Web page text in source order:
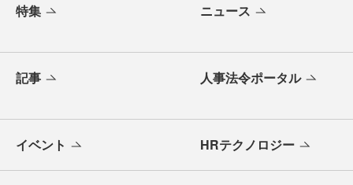
特集 ニュース
記事 人事法令ポータル
イベント HRテクノロジー